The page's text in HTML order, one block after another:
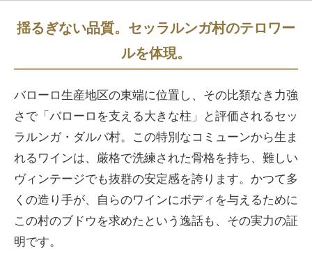
揺るぎない品質。セッラルンガ村のテロワー
ルを体現。
バローロ生産地区の東端に位置し、その比類なき力強
さで「バローロを支える大きな柱」と評価されるセッ
ラルンガ・ダルバ村。この特別なコミューンから生ま
れるワインは、厳格で洗練された骨格を持ち、難しい
ヴィンテージでも抜群の安定感を誇ります。かつて多
くの造り手が、自らのワインにボディを与えるために
この村のブドウを求めたという逸話も、その実力の証
明です。